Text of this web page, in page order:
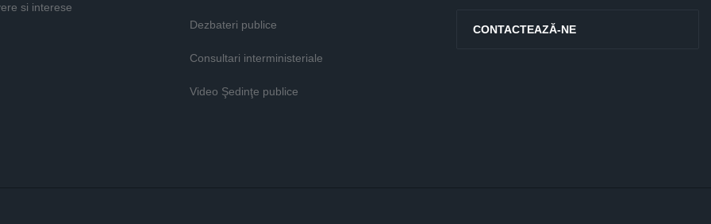
si interese
Dezbateri publice
Consultari interministeriale
Video Şedinţe publice
CONTACTEAZĂ-NE